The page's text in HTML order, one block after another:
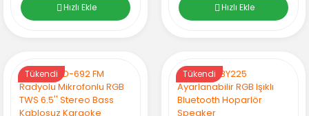
Hızlı Ekle Hızlı Ekle
Tükendi Tükendi